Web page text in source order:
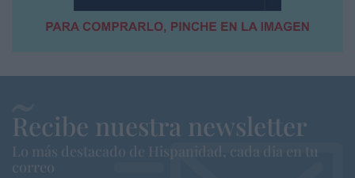
Recibe nuestra newsletter
Lo más destacado de Hispanidad, cada dia en tu
correo